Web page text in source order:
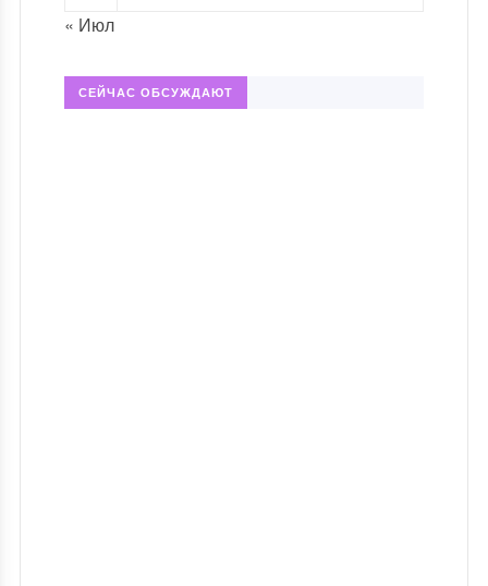
« Июл
СЕЙЧАС ОБСУЖДАЮТ